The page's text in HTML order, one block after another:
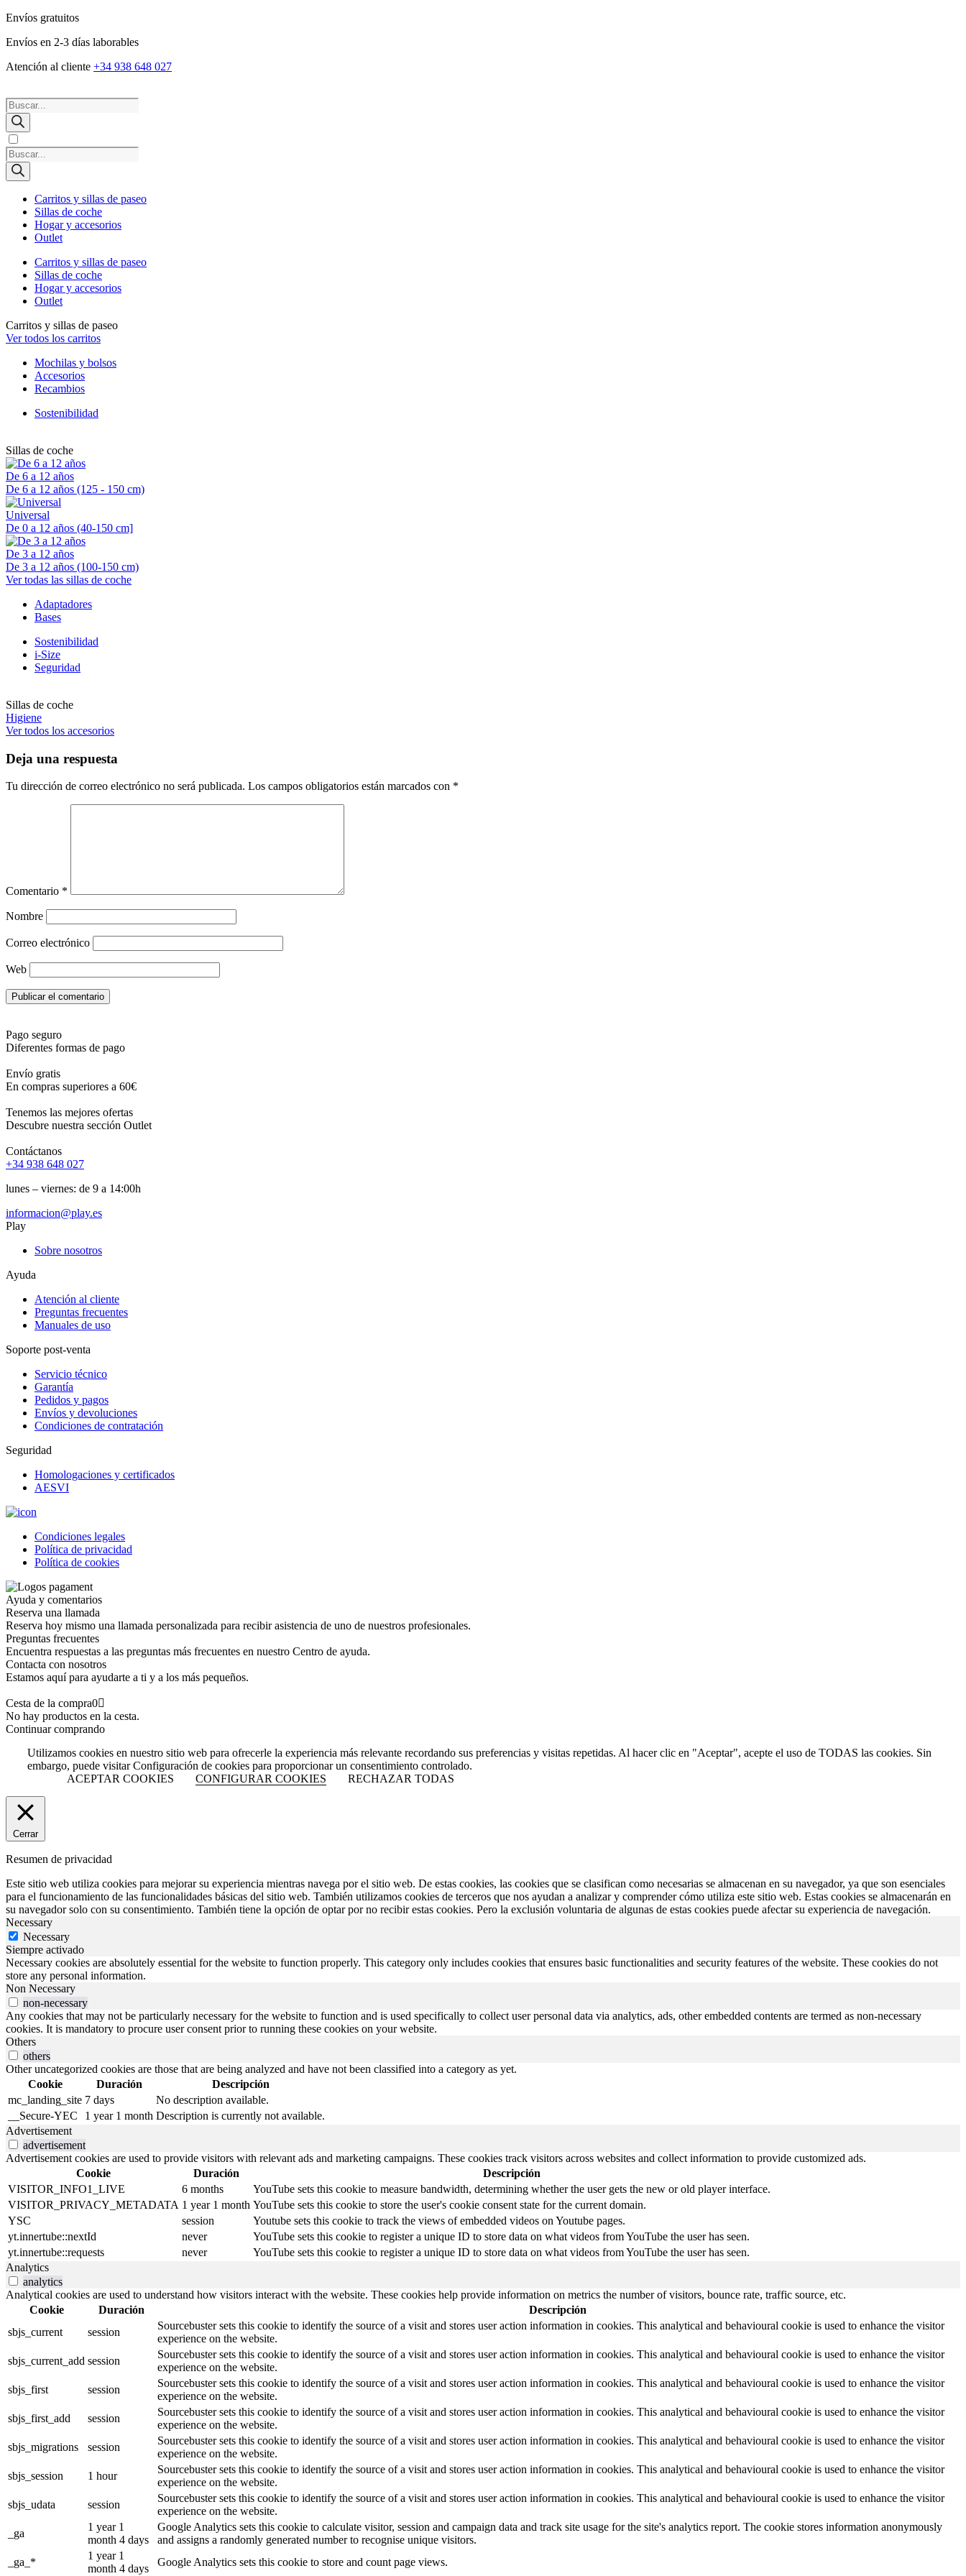
Envíos gratuitos
Envíos en 2-3 días laborables
Atención al cliente +34 938 648 027
Búsqueda
de
productos
Búsqueda
de
productos
Carritos y sillas de paseo
Sillas de coche
Hogar y accesorios
Outlet
Carritos y sillas de paseo
Sillas de coche
Hogar y accesorios
Outlet
Carritos y sillas de paseo
Ver todos los carritos
Mochilas y bolsos
Accesorios
Recambios
Sostenibilidad
Sillas de coche
De 6 a 12 años
De 6 a 12 años (125 - 150 cm)
Universal
De 0 a 12 años (40-150 cm]
De 3 a 12 años
De 3 a 12 años (100-150 cm)
Ver todas las sillas de coche
Adaptadores
Bases
Sostenibilidad
i-Size
Seguridad
Sillas de coche
Higiene
Ver todos los accesorios
Deja una respuesta
Tu dirección de correo electrónico no será publicada. Los campos obligatorios están marcados con *
Comentario *
Nombre
Correo electrónico
Web
Pago seguro
Diferentes formas de pago
Envío gratis
En compras superiores a 60€
Tenemos las mejores ofertas
Descubre nuestra sección Outlet
Contáctanos
+34 938 648 027
lunes – viernes: de 9 a 14:00h
informacion@play.es
Play
Sobre nosotros
Ayuda
Atención al cliente
Preguntas frecuentes
Manuales de uso
Soporte post-venta
Servicio técnico
Garantía
Pedidos y pagos
Envíos y devoluciones
Condiciones de contratación
Seguridad
Homologaciones y certificados
AESVI
Condiciones legales
Política de privacidad
Política de cookies
Ayuda y comentarios
Reserva una llamada
Reserva hoy mismo una llamada personalizada para recibir asistencia de uno de nuestros profesionales.
Preguntas frecuentes
Encuentra respuestas a las preguntas más frecuentes en nuestro Centro de ayuda.
Contacta con nosotros
Estamos aquí para ayudarte a ti y a los más pequeños.
Cesta de la compra0
No hay productos en la cesta.
Continuar comprando
Utilizamos cookies en nuestro sitio web para ofrecerle la experiencia más relevante recordando sus preferencias y visitas repetidas. Al hacer clic en "Aceptar", acepte el uso de TODAS las cookies. Sin
embargo, puede visitar Configuración de cookies para proporcionar un consentimiento controlado.
ACEPTAR COOKIES
CONFIGURAR COOKIES RECHAZAR TODAS
Cerrar
Resumen de privacidad
Este sitio web utiliza cookies para mejorar su experiencia mientras navega por el sitio web. De estas cookies, las cookies que se clasifican como necesarias se almacenan en su navegador, ya que son esenciales
para el funcionamiento de las funcionalidades básicas del sitio web. También utilizamos cookies de terceros que nos ayudan a analizar y comprender cómo utiliza este sitio web. Estas cookies se almacenarán en
su navegador solo con su consentimiento. También tiene la opción de optar por no recibir estas cookies. Pero la exclusión voluntaria de algunas de estas cookies puede afectar su experiencia de navegación.
Necessary
Necessary
Siempre activado
Necessary cookies are absolutely essential for the website to function properly. This category only includes cookies that ensures basic functionalities and security features of the website. These cookies do not
store any personal information.
Non Necessary
non-necessary
Any cookies that may not be particularly necessary for the website to function and is used specifically to collect user personal data via analytics, ads, other embedded contents are termed as non-necessary
cookies. It is mandatory to procure user consent prior to running these cookies on your website.
Others
others
Other uncategorized cookies are those that are being analyzed and have not been classified into a category as yet.
Cookie
Duración
Descripción
mc_landing_site 7 days
No description available.
__Secure-YEC
1 year 1 month Description is currently not available.
Advertisement
advertisement
Advertisement cookies are used to provide visitors with relevant ads and marketing campaigns. These cookies track visitors across websites and collect information to provide customized ads.
Cookie
Duración
Descripción
VISITOR_INFO1_LIVE
6 months
YouTube sets this cookie to measure bandwidth, determining whether the user gets the new or old player interface.
VISITOR_PRIVACY_METADATA 1 year 1 month YouTube sets this cookie to store the user's cookie consent state for the current domain.
YSC
session
Youtube sets this cookie to track the views of embedded videos on Youtube pages.
yt.innertube::nextId
never
YouTube sets this cookie to register a unique ID to store data on what videos from YouTube the user has seen.
yt.innertube::requests
never
YouTube sets this cookie to register a unique ID to store data on what videos from YouTube the user has seen.
Analytics
analytics
Analytical cookies are used to understand how visitors interact with the website. These cookies help provide information on metrics the number of visitors, bounce rate, traffic source, etc.
Cookie
Duración
Descripción
sbjs_current
session
Sourcebuster sets this cookie to identify the source of a visit and stores user action information in cookies. This analytical and behavioural cookie is used to enhance the visitor
experience on the website.
sbjs_current_add session
Sourcebuster sets this cookie to identify the source of a visit and stores user action information in cookies. This analytical and behavioural cookie is used to enhance the visitor
experience on the website.
sbjs_first
session
Sourcebuster sets this cookie to identify the source of a visit and stores user action information in cookies. This analytical and behavioural cookie is used to enhance the visitor
experience on the website.
sbjs_first_add
session
Sourcebuster sets this cookie to identify the source of a visit and stores user action information in cookies. This analytical and behavioural cookie is used to enhance the visitor
experience on the website.
sbjs_migrations
session
Sourcebuster sets this cookie to identify the source of a visit and stores user action information in cookies. This analytical and behavioural cookie is used to enhance the visitor
experience on the website.
sbjs_session
1 hour
Sourcebuster sets this cookie to identify the source of a visit and stores user action information in cookies. This analytical and behavioural cookie is used to enhance the visitor
experience on the website.
sbjs_udata
session
Sourcebuster sets this cookie to identify the source of a visit and stores user action information in cookies. This analytical and behavioural cookie is used to enhance the visitor
experience on the website.
_ga
1 year 1
month 4 days
Google Analytics sets this cookie to calculate visitor, session and campaign data and track site usage for the site's analytics report. The cookie stores information anonymously
and assigns a randomly generated number to recognise unique visitors.
_ga_*
1 year 1
month 4 days
Google Analytics sets this cookie to store and count page views.